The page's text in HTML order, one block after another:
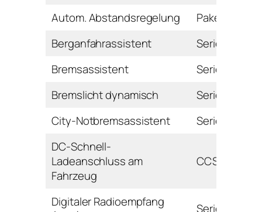
Autom. Abstandsregelung
Paket
Berganfahrassistent
Serie
Bremsassistent
Serie
Bremslicht dynamisch
Serie
City-Notbremsassistent
Serie
DC-Schnell-
Ladeanschluss am
Fahrzeug
CCS
Digitaler Radioempfang
Serie